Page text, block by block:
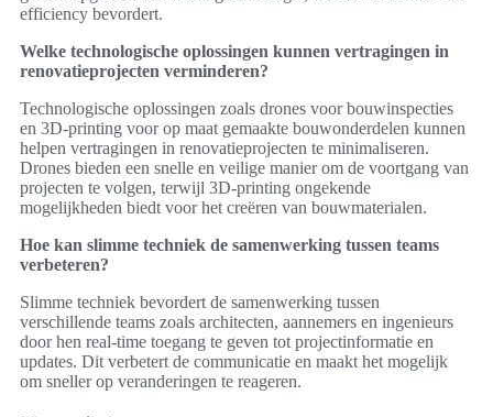
efficiency bevordert.
Welke technologische oplossingen kunnen vertragingen in
renovatieprojecten verminderen?
Technologische oplossingen zoals drones voor bouwinspecties
en 3D-printing voor op maat gemaakte bouwonderdelen kunnen
helpen vertragingen in renovatieprojecten te minimaliseren.
Drones bieden een snelle en veilige manier om de voortgang van
projecten te volgen, terwijl 3D-printing ongekende
mogelijkheden biedt voor het creëren van bouwmaterialen.
Hoe kan slimme techniek de samenwerking tussen teams
verbeteren?
Slimme techniek bevordert de samenwerking tussen
verschillende teams zoals architecten, aannemers en ingenieurs
door hen real-time toegang te geven tot projectinformatie en
updates. Dit verbetert de communicatie en maakt het mogelijk
om sneller op veranderingen te reageren.